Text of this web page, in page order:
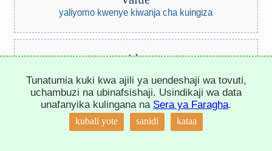
yaliyomo kwenye kiwanja cha kuingiza
video
var
tofauti
Tunatumia kuki kwa ajili ya uendeshaji wa tovuti,
uchambuzi na ubinafsishaji. Usindikaji wa data
unafanyika kulingana na Sera ya Faragha.
kubali yote sanidi kataa